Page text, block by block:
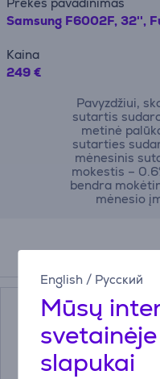
English / Русский
Mūsų
slapukai
Samsung F6002F, 32'',
Kaina
249 €
Pavyzdžiui,
sutartis
metinė
sutarties
mėnesinis
mokestis –
bendra
mėnesio